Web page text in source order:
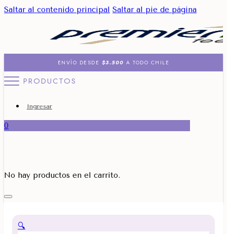
Saltar al contenido principal Saltar al pie de página
ENVÍO DESDE $3.500 A TODO CHILE
PRODUCTOS
Ingresar
0
No hay productos en el carrito.
🔍